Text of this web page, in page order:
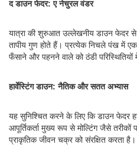
द डाउन फेदर: ए नेचुरल वंडर
यात्रा की शुरुआत उल्लेखनीय डाउन फेदर से
तापीय गुण होते हैं। प्रत्येक निचले पंख में एक
फँसाने और पहनने वाले को ठंडी
हार्वेस्टिंग डाउन: नैतिक और सतत अभ्यास
यह सुनिश्चित करने के लिए कि डाउन फेदर
आपूर्तिकर्ता मुख्य रूप से मोल्टिंग जैसे
प्राकृतिक जीवन चक्र को संरक्षित करता है।